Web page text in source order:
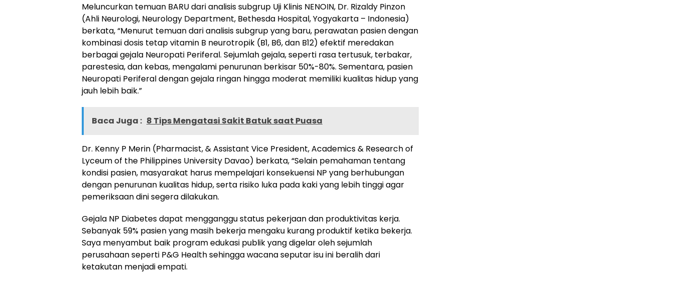
Meluncurkan temuan BARU dari analisis subgrup Uji Klinis NENOIN, Dr. Rizaldy Pinzon
(Ahli Neurologi, Neurology Department, Bethesda Hospital, Yogyakarta – Indonesia)
berkata, “Menurut temuan dari analisis subgrup yang baru, perawatan pasien dengan
kombinasi dosis tetap vitamin B neurotropik (B1, B6, dan B12) efektif meredakan
berbagai gejala Neuropati Periferal. Sejumlah gejala, seperti rasa tertusuk, terbakar,
parestesia, dan kebas, mengalami penurunan berkisar 50%-80%. Sementara, pasien
Neuropati Periferal dengan gejala ringan hingga moderat memiliki kualitas hidup yang
jauh lebih baik.”
Baca Juga : 8 Tips Mengatasi Sakit Batuk saat Puasa
Dr. Kenny P Merin (Pharmacist, & Assistant Vice President, Academics & Research of
Lyceum of the Philippines University Davao) berkata, “Selain pemahaman tentang
kondisi pasien, masyarakat harus mempelajari konsekuensi NP yang berhubungan
dengan penurunan kualitas hidup, serta risiko luka pada kaki yang lebih tinggi agar
pemeriksaan dini segera dilakukan.
Gejala NP Diabetes dapat mengganggu status pekerjaan dan produktivitas kerja.
Sebanyak 59% pasien yang masih bekerja mengaku kurang produktif ketika bekerja.
Saya menyambut baik program edukasi publik yang digelar oleh sejumlah
perusahaan seperti P&G Health sehingga wacana seputar isu ini beralih dari
ketakutan menjadi empati.